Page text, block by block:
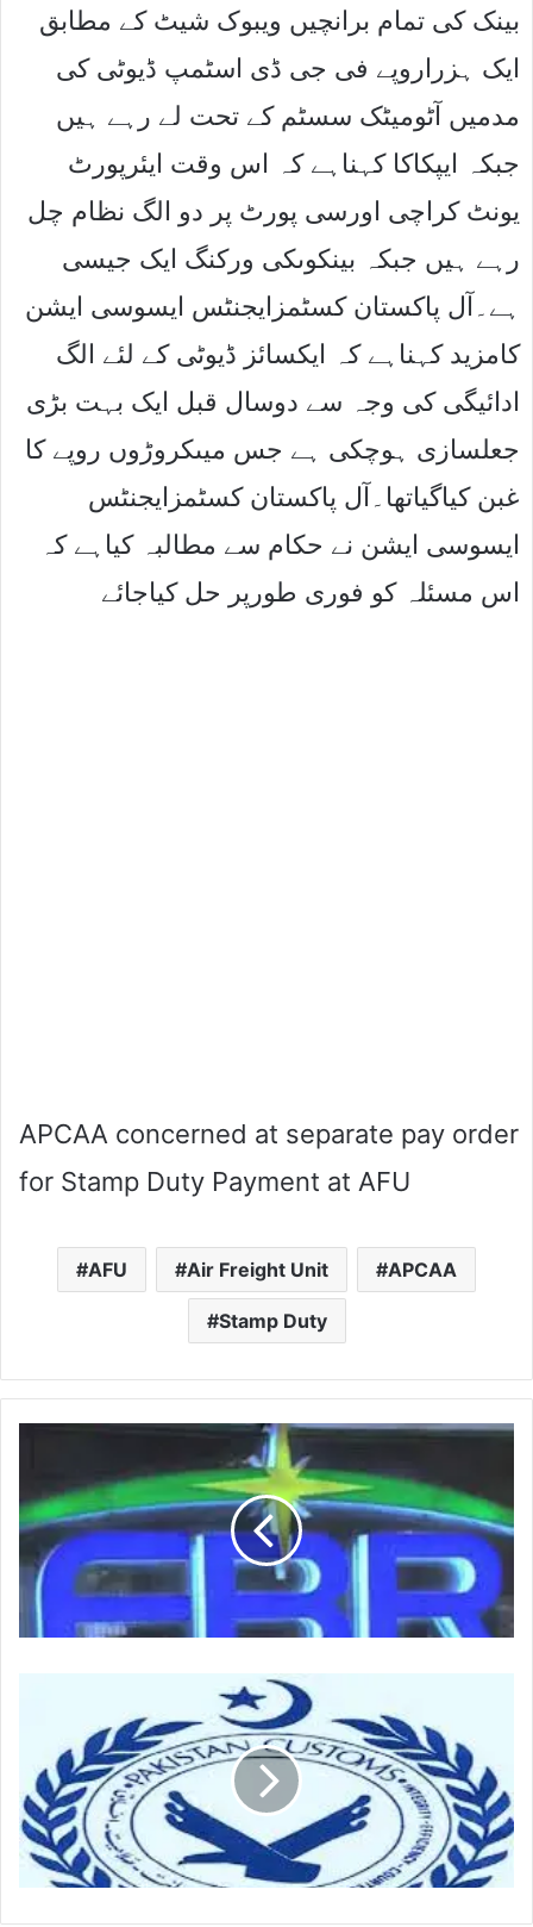
بینک کی تمام برانچیں ویبوک شیٹ کے مطابق
ایک ہزراروپے فی جی ڈی اسٹمپ ڈیوٹی کی
مدمیں آٹومیٹک سسٹم کے تحت لے رہے ہیں
جبکہ ایپکاکا کہناہے کہ اس وقت ایئرپورٹ
یونٹ کراچی اورسی پورٹ پر دو الگ نظام چل
رہے ہیں جبکہ بینکوںکی ورکنگ ایک جیسی
ہے۔آل پاکستان کسٹمزایجنٹس ایسوسی ایشن
کامزید کہناہے کہ ایکسائز ڈیوٹی کے لئے الگ
ادائیگی کی وجہ سے دوسال قبل ایک بہت بڑی
جعلسازی ہوچکی ہے جس میںکروڑوں روپے کا
غبن کیاگیاتھا۔آل پاکستان کسٹمزایجنٹس
ایسوسی ایشن نے حکام سے مطالبہ کیاہے کہ
اس مسئلہ کو فوری طورپر حل کیاجائے
APCAA concerned at separate pay order
for Stamp Duty Payment at AFU
AFU Air Freight Unit APCAA
Stamp Duty